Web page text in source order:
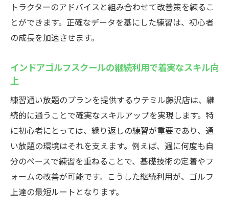
トラクターのアドバイスと組み合わせて改善策を練るこ
とができます。正確なデータを基にした練習は、初心者
の成長を加速させます。
インドアゴルフスクールの継続利用で着実なスキル向
上
練習通い放題のプランを提供するウテミル藤沢店は、継
続的に通うことで確実なスキルアップを実現します。特
に初心者にとっては、繰り返しの練習が重要であり、通
い放題の環境はそれを支えます。例えば、週に何度も自
分のペースで練習を重ねることで、基礎技術の定着やフ
ォームの改善が可能です。こうした継続利用が、ゴルフ
上達の最短ルートとなります。